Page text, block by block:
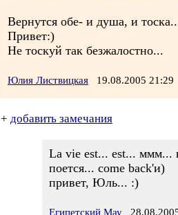
Вернутся обе- и душа, и
Привет:)
Не тоскуй так безжалостно...
Юлия Листвицкая 19.08.2005 21:29
+ добавить замечания
La vie est... est... ммм...
поется... come back'и)
привет, Юль... :)
Египетский Мау